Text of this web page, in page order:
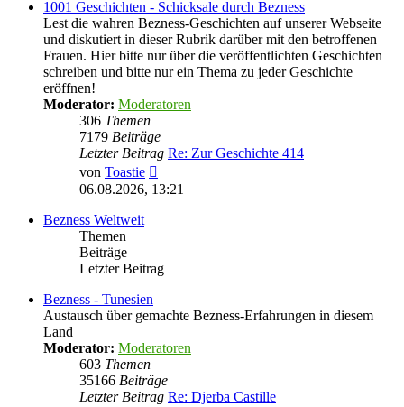
1001 Geschichten - Schicksale durch Bezness
Lest die wahren Bezness-Geschichten auf unserer Webseite
und diskutiert in dieser Rubrik darüber mit den betroffenen
Frauen. Hier bitte nur über die veröffentlichten Geschichten
schreiben und bitte nur ein Thema zu jeder Geschichte
eröffnen!
Moderator: Moderatoren
306 Themen
7179 Beiträge
Letzter Beitrag Re: Zur Geschichte 414
von Toastie
Beitrag
06.08.2026, 13:21
Bezness Weltweit
Themen
Beiträge
Letzter Beitrag
Bezness - Tunesien
Austausch über gemachte Bezness-Erfahrungen in diesem
Land
Moderator: Moderatoren
603 Themen
35166 Beiträge
Letzter Beitrag Re: Djerba Castille